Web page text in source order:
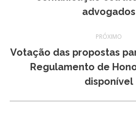
anterior:
advogados
PRÓXIMO
Próximo
post:
Votação das propostas
Regulamento de
disponível